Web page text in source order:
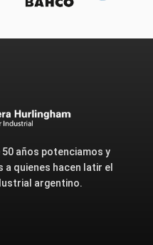
50 años potenciamos y
a quienes hacen latir el
argentino.